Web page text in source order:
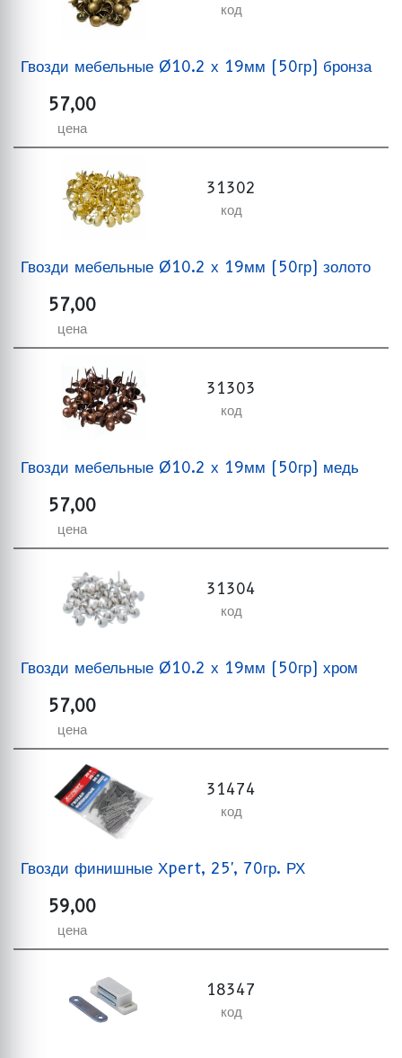
код
Гвозди мебельные Ø10.2 х 19мм (50гр) бронза
57,00
цена
31302
код
Гвозди мебельные Ø10.2 х 19мм (50гр) золото
57,00
цена
31303
код
Гвозди мебельные Ø10.2 х 19мм (50гр) медь
57,00
цена
31304
код
Гвозди мебельные Ø10.2 х 19мм (50гр) хром
57,00
цена
31474
код
Гвозди финишные Хpert, 25', 70гр. РХ
59,00
цена
18347
код